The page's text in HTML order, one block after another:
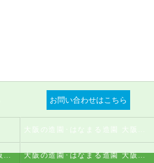
お問い合わせはこちら
大阪の造園･はなまる造園 大阪店の評判 大阪の造園･はなまる造園 大阪店のお客様の声